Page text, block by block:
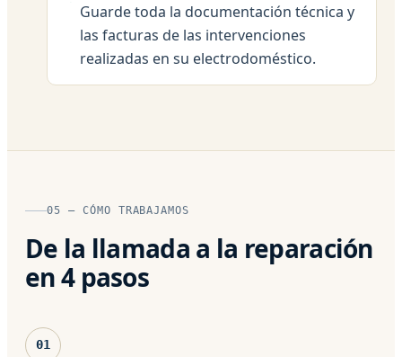
Guarde toda la documentación técnica y
las facturas de las intervenciones
realizadas en su electrodoméstico.
05 — CÓMO TRABAJAMOS
De la llamada a la reparación
en 4 pasos
01